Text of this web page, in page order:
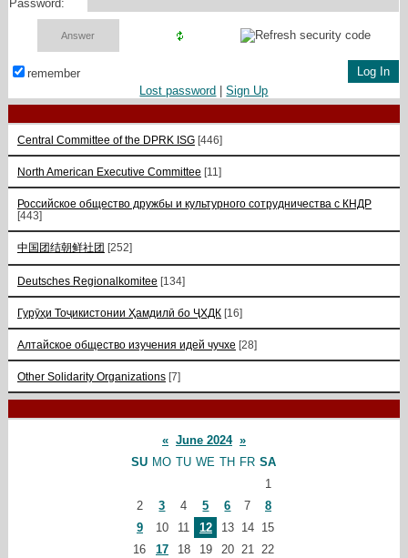
Password:
remember
Lost password |Sign Up
Central Committee of the DPRK ISG [446]
North American Executive Committee [11]
Российское общество дружбы и культурного сотрудничества с КНДР
[443]
中国团结朝鲜社团 [252]
Deutsches Regionalkomitee [134]
Гурӯҳи Тоҷикистонии Ҳамдилӣ бо ҶХДК [16]
Алтайское общество изучения идей чучхе [28]
Other Solidarity Organizations [7]
« June 2024 »
SU MO TU WE TH FR SA
1
2
3 4 5 6 7
8
9
10 11 12 13 14
15
16
17 18 19 20 21 22